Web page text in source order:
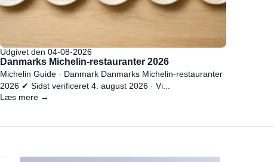
Udgivet den 04-08-2026
Danmarks Michelin-restauranter 2026
Michelin Guide · Danmark Danmarks Michelin-restauranter
2026 ✔ Sidst verificeret 4. august 2026 · Vi...
Læs mere →